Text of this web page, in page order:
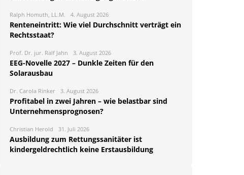
Ralph Homuth, LL.M. 4. August 2026
Renteneintritt: Wie viel Durchschnitt verträgt ein
Rechtsstaat?
Prof. Dr. jur. Ralf Jahn 3. August 2026
EEG-Novelle 2027 – Dunkle Zeiten für den
Solarausbau
Dr. Carola Rinker 3. August 2026
Profitabel in zwei Jahren – wie belastbar sind
Unternehmensprognosen?
Christian Herold 31. Juli 2026
Ausbildung zum Rettungssanitäter ist
kindergeldrechtlich keine Erstausbildung